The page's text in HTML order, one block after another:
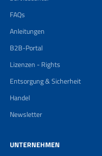
FAQs
Anleitungen
B2B-Portal
Lizenzen - Rights
Entsorgung & Sicherheit
Handel
Newsletter
UNTERNEHMEN